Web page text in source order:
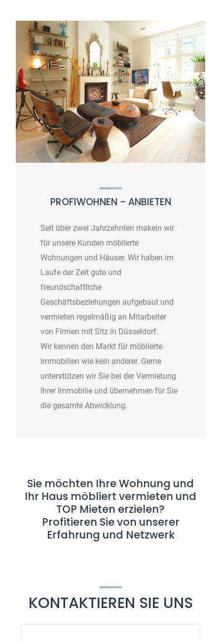
PROFIWOHNEN - ANBIETEN
Seit über zwei Jahrzehnten makeln wir
für unsere Kunden möblierte
Wohnungen und Häuser. Wir haben im
Laufe der Zeit gute und
freundschaftliche
Geschäftsbeziehungen aufgebaut und
vermieten regelmäßig an Mitarbeiter
von Firmen mit Sitz in Düsseldorf.
Wir kennen den Markt für möblierte
Immobilien wie kein anderer. Gerne
unterstützen wir Sie bei der Vermietung
Ihrer Immobilie und übernehmen für Sie
die gesamte Abwicklung.
Sie möchten Ihre Wohnung und
Ihr Haus möbliert vermieten und
TOP Mieten erzielen?
Profitieren Sie von unserer
Erfahrung und Netzwerk
KONTAKTIEREN SIE UNS